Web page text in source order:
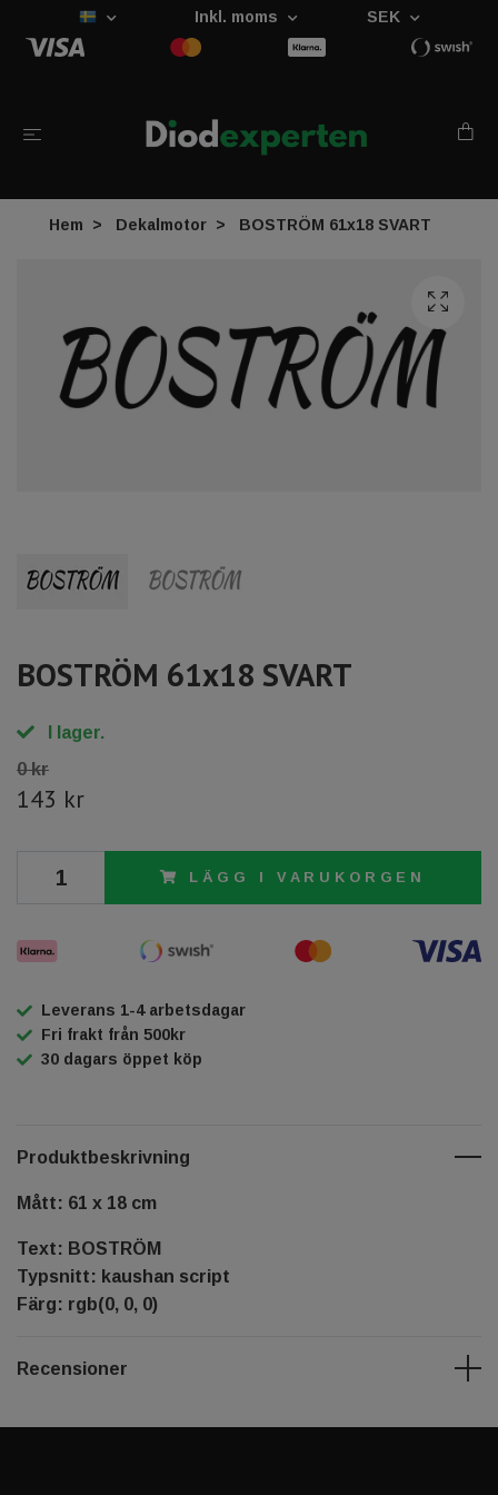
Inkl. moms SEK
Hem Dekalmotor BOSTRÖM 61x18 SVART
BOSTRÖM 61x18 SVART
I lager.
0 kr
143 kr
LÄGG I VARUKORGEN
Leverans 1-4 arbetsdagar
Fri frakt från 500kr
30 dagars öppet köp
Produktbeskrivning
Mått: 61 x 18 cm
Text: BOSTRÖM
Typsnitt: kaushan script
Färg: rgb(0, 0, 0)
Recensioner